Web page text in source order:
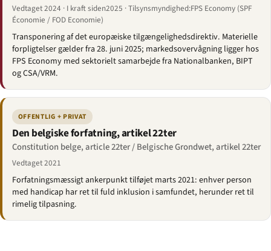
Vedtaget 2024 · I kraft siden2025 · Tilsynsmyndighed:FPS Economy (SPF
Économie / FOD Economie)
Transponering af det europæiske tilgængelighedsdirektiv. Materielle
forpligtelser gælder fra 28. juni 2025; markedsovervågning ligger hos
FPS Economy med sektorielt samarbejde fra Nationalbanken, BIPT
og CSA/VRM.
OFFENTLIG + PRIVAT
Den belgiske forfatning, artikel 22ter
Constitution belge, article 22ter / Belgische Grondwet, artikel 22ter
Vedtaget 2021
Forfatningsmæssigt ankerpunkt tilføjet marts 2021: enhver person
med handicap har ret til fuld inklusion i samfundet, herunder ret til
rimelig tilpasning.